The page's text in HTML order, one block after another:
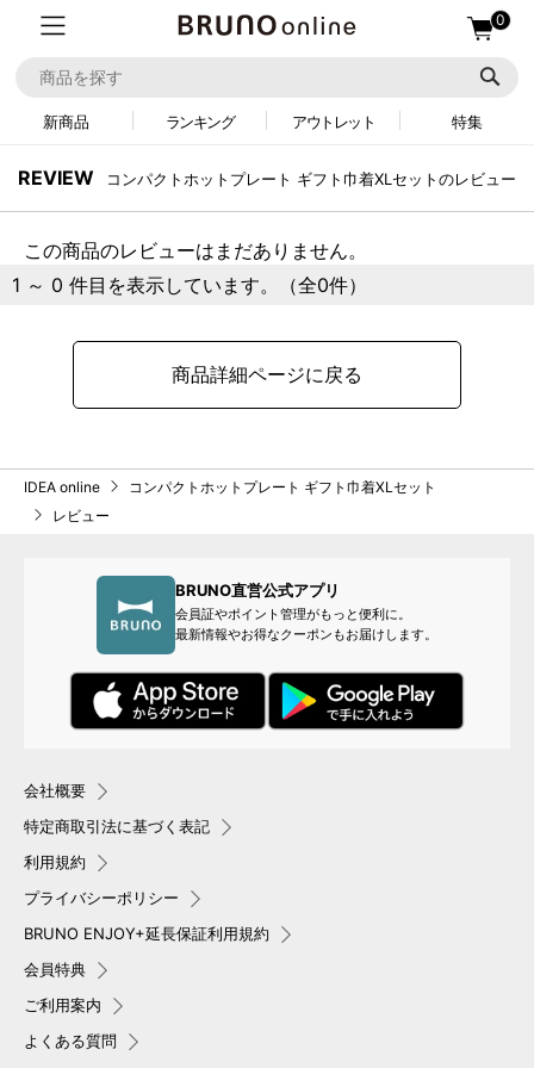
0
新商品 ランキング アウトレット 特集
REVIEW コンパクトホットプレート ギフト巾着XLセットのレビュー
この商品のレビューはまだありません。
1 ～ 0 件目を表示しています。（全0件）
商品詳細ページに戻る
IDEA online
コンパクトホットプレート ギフト巾着XLセット
レビュー
BRUNO直営公式アプリ
会員証やポイント管理がもっと便利に。
最新情報やお得なクーポンもお届けします。
会社概要
特定商取引法に基づく表記
利用規約
プライバシーポリシー
BRUNO ENJOY+延長保証利用規約
会員特典
ご利用案内
よくある質問